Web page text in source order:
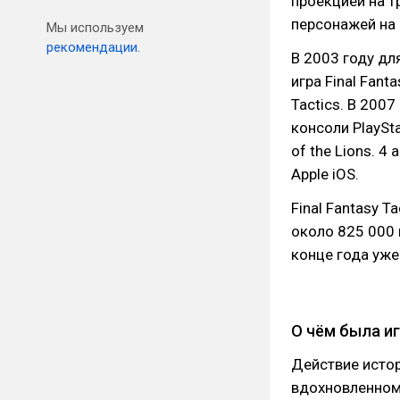
Мы используем
рекомендации.
персонажей на
В 2003 году
игра Final
Tactics. В 2007
консоли
of the Lions. 4
Apple iOS.
Final Fantasy
около 825 000
конце года
О чём была
Действие